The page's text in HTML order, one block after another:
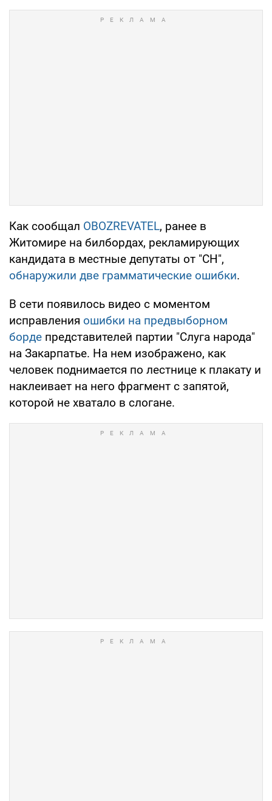
Как сообщал OBOZREVATEL, ранее в
Житомире на билбордах, рекламирующих
кандидата в местные депутаты от "СН",
обнаружили две грамматические ошибки.
В сети появилось видео с моментом
исправления ошибки на предвыборном
борде представителей партии "Слуга народа"
на Закарпатье. На нем изображено, как
человек поднимается по лестнице к плакату и
наклеивает на него фрагмент с запятой,
которой не хватало в слогане.